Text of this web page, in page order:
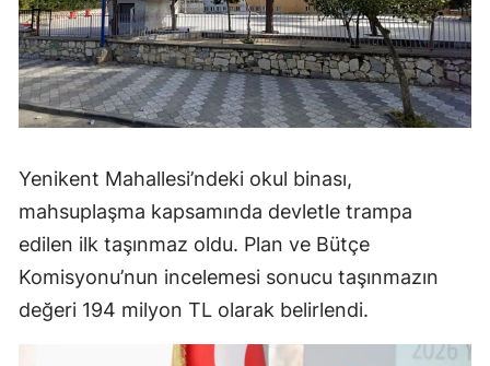
Yenikent Mahallesi’ndeki okul binası,
mahsuplaşma kapsamında devletle trampa
edilen ilk taşınmaz oldu. Plan ve Bütçe
Komisyonu’nun incelemesi sonucu taşınmazın
değeri 194 milyon TL olarak belirlendi.